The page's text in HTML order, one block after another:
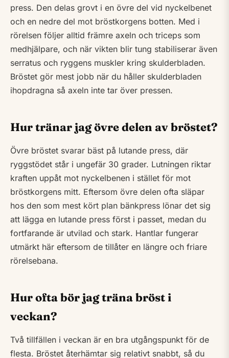
press. Den delas grovt i en övre del vid nyckelbenet
och en nedre del mot bröstkorgens botten. Med i
rörelsen följer alltid främre axeln och triceps som
medhjälpare, och när vikten blir tung stabiliserar även
serratus och ryggens muskler kring skulderbladen.
Bröstet gör mest jobb när du håller skulderbladen
ihopdragna så axeln inte tar över pressen.
Hur tränar jag övre delen av bröstet?
Övre bröstet svarar bäst på lutande press, där
ryggstödet står i ungefär 30 grader. Lutningen riktar
kraften uppåt mot nyckelbenen i stället för mot
bröstkorgens mitt. Eftersom övre delen ofta släpar
hos den som mest kört plan bänkpress lönar det sig
att lägga en lutande press först i passet, medan du
fortfarande är utvilad och stark. Hantlar fungerar
utmärkt här eftersom de tillåter en längre och friare
rörelsebana.
Hur ofta bör jag träna bröst i
veckan?
Två tillfällen i veckan är en bra utgångspunkt för de
flesta. Bröstet återhämtar sig relativt snabbt, så du